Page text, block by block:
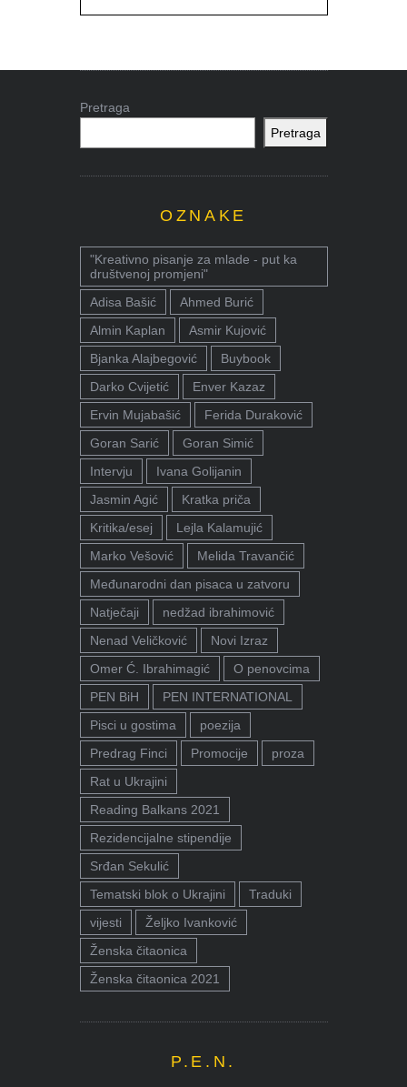
Pretraga
Pretraga
OZNAKE
"Kreativno pisanje za mlade - put ka
društvenoj promjeni"
Adisa Bašić
Ahmed Burić
Almin Kaplan
Asmir Kujović
Bjanka Alajbegović
Buybook
Darko Cvijetić
Enver Kazaz
Ervin Mujabašić
Ferida Duraković
Goran Sarić
Goran Simić
Intervju
Ivana Golijanin
Jasmin Agić
Kratka priča
Kritika/esej
Lejla Kalamujić
Marko Vešović
Melida Travančić
Međunarodni dan pisaca u zatvoru
Natječaji
nedžad ibrahimović
Nenad Veličković
Novi Izraz
Omer Ć. Ibrahimagić
O penovcima
PEN BiH
PEN INTERNATIONAL
Pisci u gostima
poezija
Predrag Finci
Promocije
proza
Rat u Ukrajini
Reading Balkans 2021
Rezidencijalne stipendije
Srđan Sekulić
Tematski blok o Ukrajini
Traduki
vijesti
Željko Ivanković
Ženska čitaonica
Ženska čitaonica 2021
P.E.N.